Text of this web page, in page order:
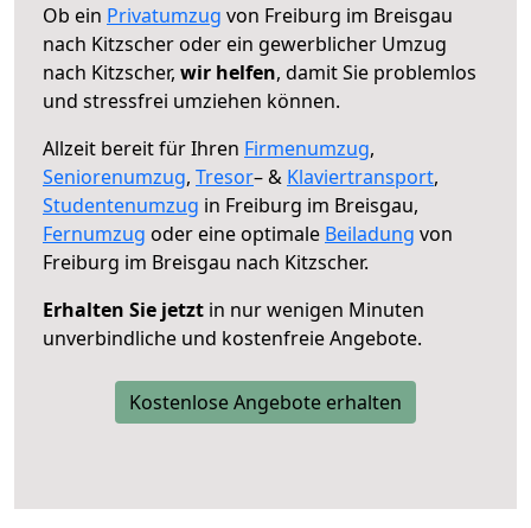
Ob ein Privatumzug von Freiburg im Breisgau
nach Kitzscher oder ein gewerblicher Umzug
nach Kitzscher, wir helfen, damit Sie problemlos
und stressfrei umziehen können.
Allzeit bereit für Ihren Firmenumzug,
Seniorenumzug, Tresor– & Klaviertransport,
Studentenumzug in Freiburg im Breisgau,
Fernumzug oder eine optimale Beiladung von
Freiburg im Breisgau nach Kitzscher.
Erhalten Sie jetzt in nur wenigen Minuten
unverbindliche und kostenfreie Angebote.
Kostenlose Angebote erhalten